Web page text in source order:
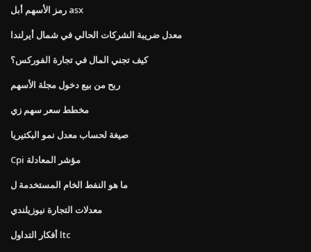
رمز الأسهم أبل asx
معدل ضريبة الشركات الحالي في شمال أيرلندا
كيف تجني المال في تجارة الفوركس؟
ربح من بيع دخول مجلة الأسهم
مخطط سعر سهم زي
صيغة لحساب معدل نمو البكتيريا
Cpi مؤشر المعادلة
ما هو النفط الخام المستخدمة ل
معدلات التجارة نيوزيلندي
أفكار التداول ltc